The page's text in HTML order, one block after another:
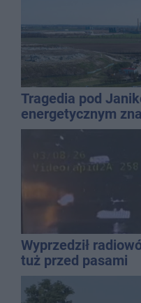
Tragedia pod
energetycznym
mężczyzny
Wyprzedził
tuż przed pasami